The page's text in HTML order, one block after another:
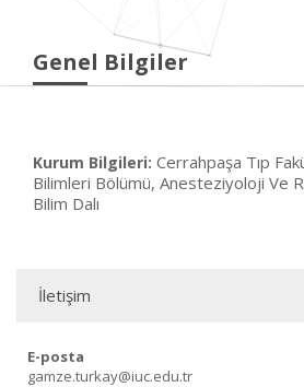
Genel Bilgiler
Kurum Bilgileri: Cerrahpaşa Tıp
Bilimleri Bölümü, Anesteziyoloji Ve
Bilim Dalı
İletişim
E-posta
gamze.turkay@iuc.edu.tr